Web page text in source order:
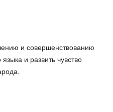
и совершенствованию
и развить чувство